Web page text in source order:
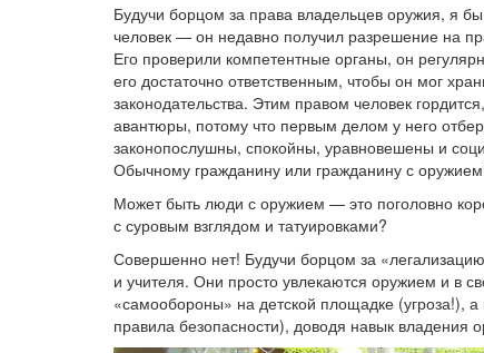
Будучи борцом за права владельцев оружия, я
человек — он недавно получил разрешение на
Его проверили компетентные органы, он
его достаточно ответственным, чтобы он мог
законодательства. Этим правом человек
авантюры, потому что первым делом у него
законопослушны, спокойны, уравновешены и
Обычному гражданину или гражданину с
Может быть люди с оружием — это поголовно
с суровым взглядом и татуировками?
Совершенно нет! Будучи борцом за
и учителя. Они просто увлекаются оружием и в
«самообороны» на детской площадке (угроза!),
правила безопасности), доводя навык владения